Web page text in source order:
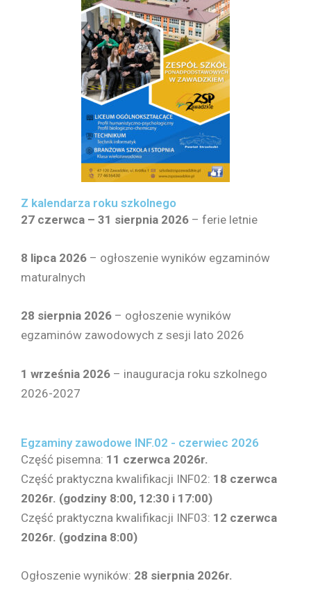
Z kalendarza roku szkolnego
27 czerwca – 31 sierpnia 2026 – ferie letnie
8 lipca 2026 – ogłoszenie wyników egzaminów
maturalnych
28 sierpnia 2026 – ogłoszenie wyników
egzaminów zawodowych z sesji lato 2026
1 września 2026 – inauguracja roku szkolnego
2026-2027
Egzaminy zawodowe INF.02 - czerwiec 2026
Część pisemna: 11 czerwca 2026r.
Część praktyczna kwalifikacji INF02: 18 czerwca
2026r. (godziny 8:00, 12:30 i 17:00)
Część praktyczna kwalifikacji INF03: 12 czerwca
2026r. (godzina 8:00)
Ogłoszenie wyników: 28 sierpnia 2026r.